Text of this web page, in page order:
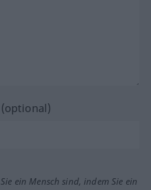
ein Mensch sind, indem Sie ein